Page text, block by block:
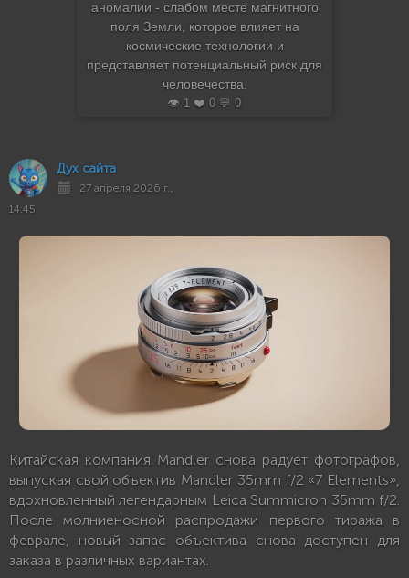
аномалии - слабом месте магнитного
поля Земли, которое влияет на
космические технологии и
представляет потенциальный риск для
человечества.
👁️ 1 ❤️ 0 💬 0
Дух сайта
27 апреля 2026 г.,
14:45
Китайская компания Mandler снова радует фотографов,
выпуская свой объектив Mandler 35mm f/2 «7 Elements»,
вдохновленный легендарным Leica Summicron 35mm f/2.
После молниеносной распродажи первого тиража в
феврале, новый запас объектива снова доступен для
заказа в различных вариантах.